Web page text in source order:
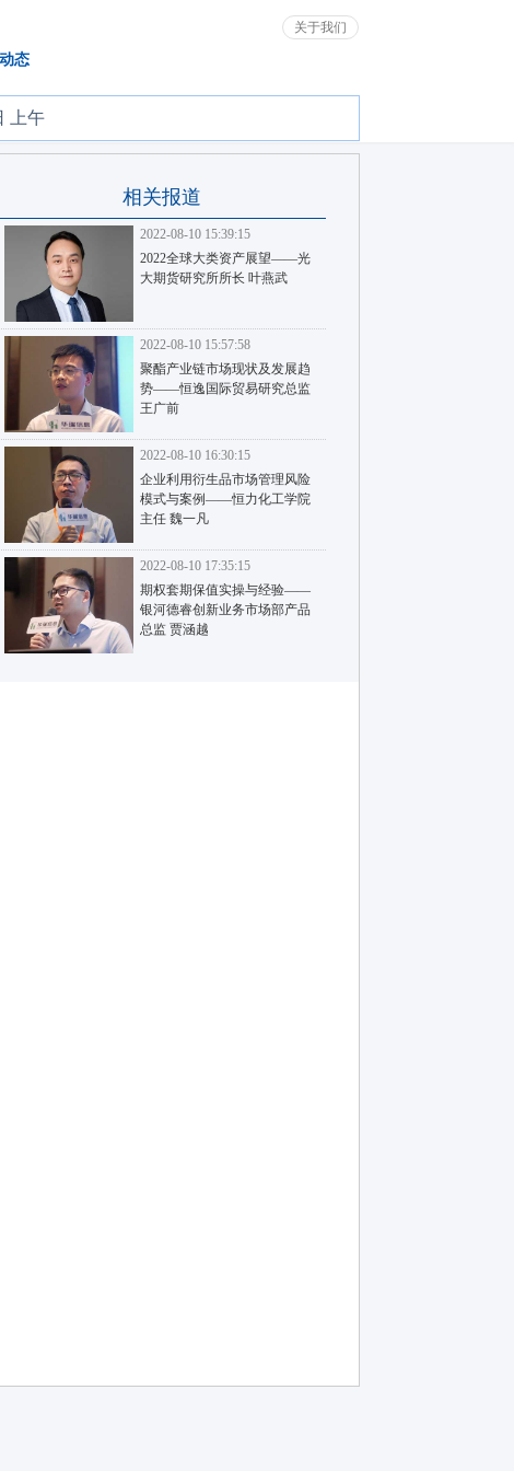
态
关于我们
上午
相关报道
2022-08-10 15:39:15
2022全球大类资产展望——光
大期货研究所所长 叶燕武
2022-08-10 15:57:58
聚酯产业链市场现状及发展趋
势——恒逸国际贸易研究总监
王广前
2022-08-10 16:30:15
企业利用衍生品市场管理风险
模式与案例——恒力化工学院
主任 魏一凡
2022-08-10 17:35:15
期权套期保值实操与经验——
银河德睿创新业务市场部产品
总监 贾涵越